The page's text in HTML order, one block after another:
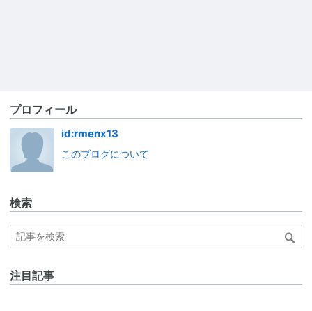
プロフィール
id:rmenx13
このブログについて
検索
注目記事